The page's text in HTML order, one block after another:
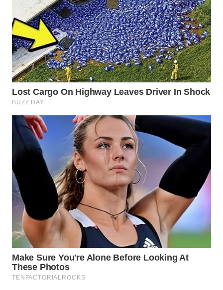
SURABAYA
WN
NATUNA
WN
BINTAN
WN
MANDALIKA
WN
LIKUPANG
LABUANBAJO
WN
BORNEO
Wahana
Media
Group